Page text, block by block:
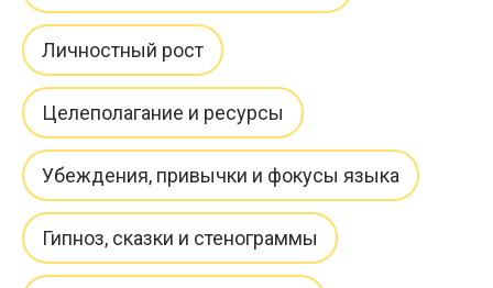
Личностный рост
Целеполагание и ресурсы
Убеждения, привычки и фокусы языка
Гипноз, сказки и стенограммы